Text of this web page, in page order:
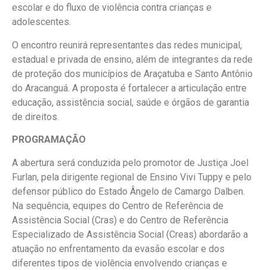
escolar e do fluxo de violência contra crianças e
adolescentes.
O encontro reunirá representantes das redes municipal,
estadual e privada de ensino, além de integrantes da rede
de proteção dos municípios de Araçatuba e Santo Antônio
do Aracanguá. A proposta é fortalecer a articulação entre
educação, assistência social, saúde e órgãos de garantia
de direitos.
PROGRAMAÇÃO
A abertura será conduzida pelo promotor de Justiça Joel
Furlan, pela dirigente regional de Ensino Vivi Tuppy e pelo
defensor público do Estado Ângelo de Camargo Dalben.
Na sequência, equipes do Centro de Referência de
Assistência Social (Cras) e do Centro de Referência
Especializado de Assistência Social (Creas) abordarão a
atuação no enfrentamento da evasão escolar e dos
diferentes tipos de violência envolvendo crianças e